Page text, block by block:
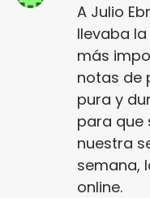
A Julio
llevaba
más
notas de
pura y
para que
nuestra
semana,
online.